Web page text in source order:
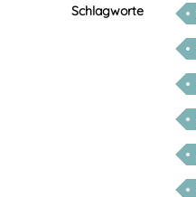
Schlagworte